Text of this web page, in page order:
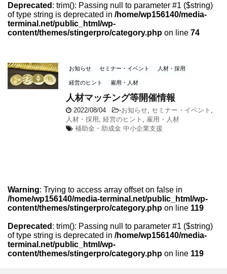
Deprecated : trim(): Passing null to parameter #1 ($string)
of type string is deprecated in /home/wp156140/media-
terminal.net/public_html/wp-
content/themes/stingerpro/category.php on line 74
お知らせ セミナー・イベント 人材・採用
経営のヒント 雇用・人材
人材マッチング等開催情報
2022/08/04 -お知らせ セミナー・イベント
人材・採用 経営のヒント
雇用・人材
補助金・助成金 中小企業支援
Warning: Trying to access array offset on false in
/home/wp156140/media-terminal.net/public_html/wp-
content/themes/stingerpro/category.php on line 119
Deprecated : trim(): Passing null to parameter #1 ($string)
of type string is deprecated in /home/wp156140/media-
terminal.net/public_html/wp-
content/themes/stingerpro/category.php on line 119